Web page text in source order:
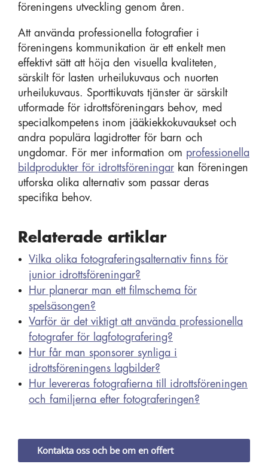
föreningens utveckling genom åren.
Att använda professionella fotografier i
föreningens kommunikation är ett enkelt men
effektivt sätt att höja den visuella kvaliteten,
särskilt för lasten urheilukuvaus och nuorten
urheilukuvaus. Sporttikuvats tjänster är särskilt
utformade för idrottsföreningars behov, med
specialkompetens inom jääkiekkokuvaukset och
andra populära lagidrotter för barn och
ungdomar. För mer information om professionella
bildprodukter för idrottsföreningar kan föreningen
utforska olika alternativ som passar deras
specifika behov.
Relaterade artiklar
Vilka olika fotograferingsalternativ finns för
junior idrottsföreningar?
Hur planerar man ett filmschema för
spelsäsongen?
Varför är det viktigt att använda professionella
fotografer för lagfotografering?
Hur får man sponsorer synliga i
idrottsföreningens lagbilder?
Hur levereras fotografierna till idrottsföreningen
och familjerna efter fotograferingen?
Kontakta oss och be om en offert